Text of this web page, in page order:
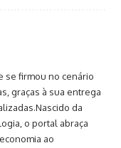
se firmou no cenário
graças à sua entrega
da
o portal abraça
ao